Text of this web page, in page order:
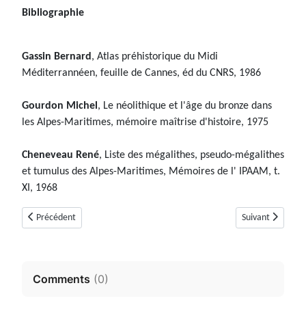
Bibliographie
Gassin Bernard , Atlas préhistorique du Midi
Méditerrannéen, feuille de Cannes, éd du CNRS, 1986
Gourdon Michel , Le néolithique et l'âge du bronze dans
les Alpes-Maritimes, mémoire maîtrise d'histoire, 1975
Cheneveau René, Liste des mégalithes, pseudo-mégalithes
et tumulus des Alpes-Maritimes, Mémoires de l' IPAAM, t.
XI, 1968
Article précédent : Tumulus du Cartinet N°1 (Cabris, Alpes-Maritimes)
Précédent Article suivant :
Suivant
Comments (0)